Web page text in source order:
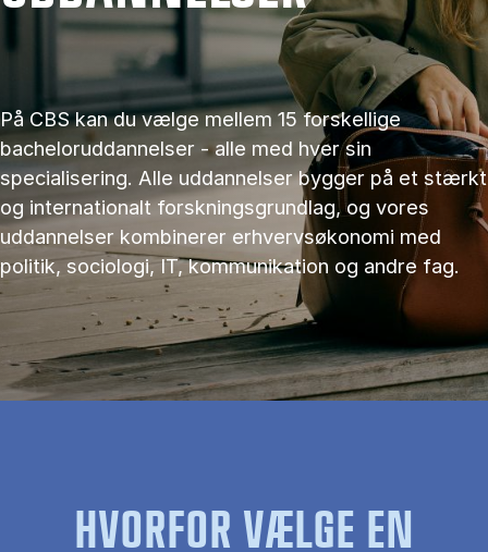
På CBS kan du vælge mellem 15 forskellige
bacheloruddannelser - alle med hver sin
specialisering. Alle uddannelser bygger på et stærkt
og internationalt forskningsgrundlag, og vores
uddannelser kombinerer erhvervsøkonomi med
politik, sociologi, IT, kommunikation og andre fag.
HVORFOR VÆLGE EN